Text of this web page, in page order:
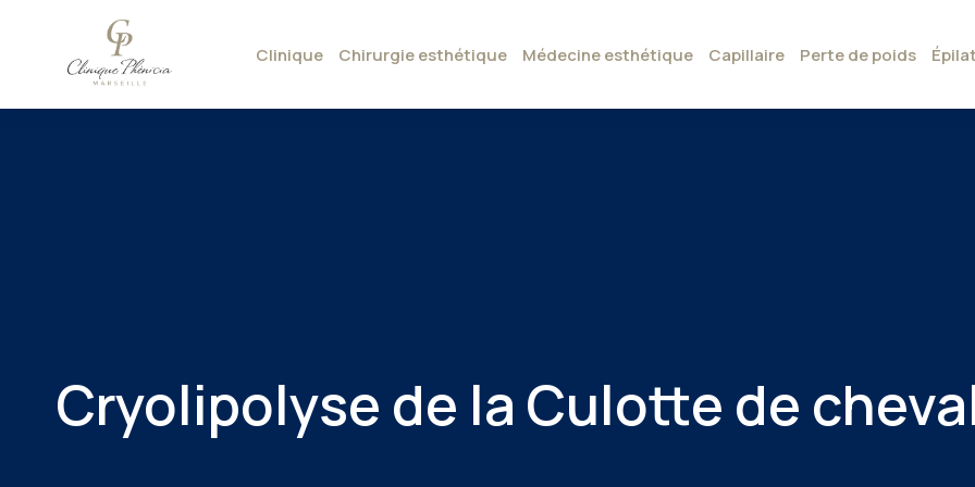
Clinique Chirurgie esthétique Médecine esthétique Capillaire Perte de poids
Cryolipolyse de la Culotte de